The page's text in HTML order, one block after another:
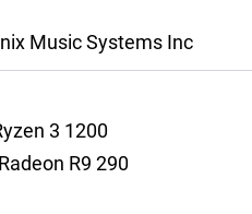
Music Systems Inc
3 1200
R9 290